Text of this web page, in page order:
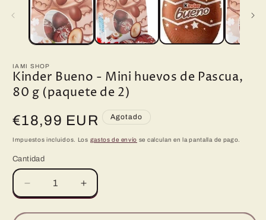
una
ventana
modal
IAMI SHOP
Kinder Bueno - Mini huevos de Pascua,
80 g (paquete de 2)
Precio
habitual
€18,99 EUR Agotado
Impuestos incluidos. Los gastos de envío se calculan en la pantalla de pago.
Cantidad
Reducir
cantidad
para
Aumentar
cantidad
para